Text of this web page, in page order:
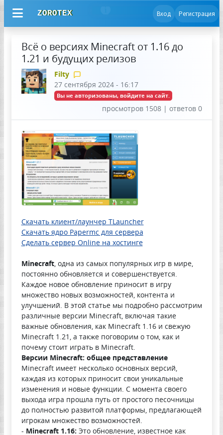
ZOROTEX Вход Регистрация
Всё о версиях Minecraft от 1.16 до
1.21 и будущих релизов
Filty
27 сентября 2024 - 16:17
Вы не авторизованы, войдите на сайт.
просмотров 1508 | ответов 0
Скачать клиент/лаунчер TLauncher
Скачать ядро Papermc для сервера
Сделать сервер Online на хостинге
Minecraft, одна из самых популярных игр в мире,
постоянно обновляется и совершенствуется.
Каждое новое обновление приносит в игру
множество новых возможностей, контента и
улучшений. В этой статье мы подробно рассмотрим
различные версии Minecraft, включая такие
важные обновления, как Minecraft 1.16 и свежую
Minecraft 1.21, а также поговорим о том, как и
почему стоит играть в Minecraft.
Версии Minecraft: общее представление
Minecraft имеет несколько основных версий,
каждая из которых приносит свои уникальные
изменения и новые функции. С момента своего
выхода игра прошла путь от простого песочницы
до полностью развитой платформы, предлагающей
игрокам множество возможностей.
- Minecraft 1.16: Это обновление, известное как